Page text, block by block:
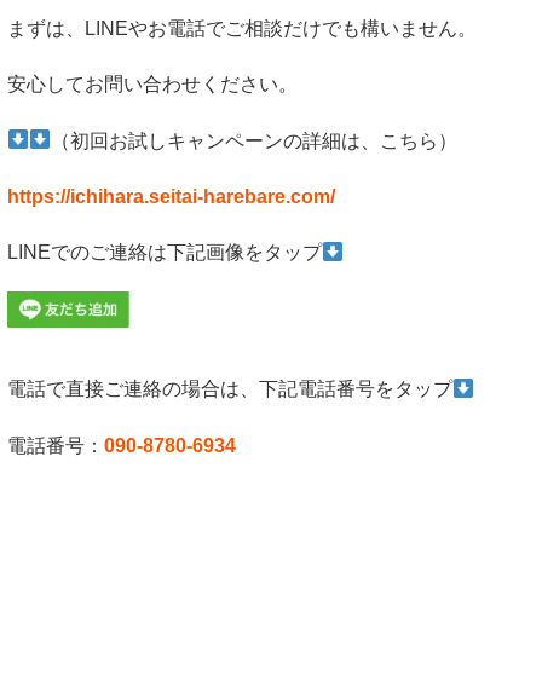
まずは、LINEやお電話でご相談だけでも構いません。
安心してお問い合わせください。
（初回お試しキャンペーンの詳細は、こちら）
https://ichihara.seitai-harebare.com/
LINEでのご連絡は下記画像をタップ
電話で直接ご連絡の場合は、下記電話番号をタップ
電話番号： 090-8780-6934